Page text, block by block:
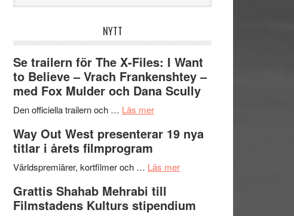
webbplatsen
NYTT
Se trailern för The X-Files: I Want
to Believe – Vrach Frankenshtey –
med Fox Mulder och Dana Scully
Den officiella trailern och … Läs merom
trailern
The
Files:
I
Way Out West presenterar 19 nya
titlar i årets filmprogram
Världspremiärer, kortfilmer och … Läs merom
West
Grattis Shahab Mehrabi till
Filmstadens Kulturs stipendium